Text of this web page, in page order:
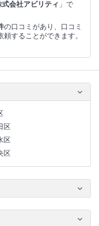
式会社アビリティ 」で
の口コミがあり、口コミ
頼することができます。
区
区
区